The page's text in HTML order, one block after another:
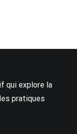
qui explore la
pratiques